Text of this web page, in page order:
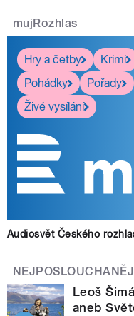
mujRozhlas
Hry a četby
Krimi
Pohádky
Pořady
Živé vysílání
Audiosvět Českého
Leoš
aneb